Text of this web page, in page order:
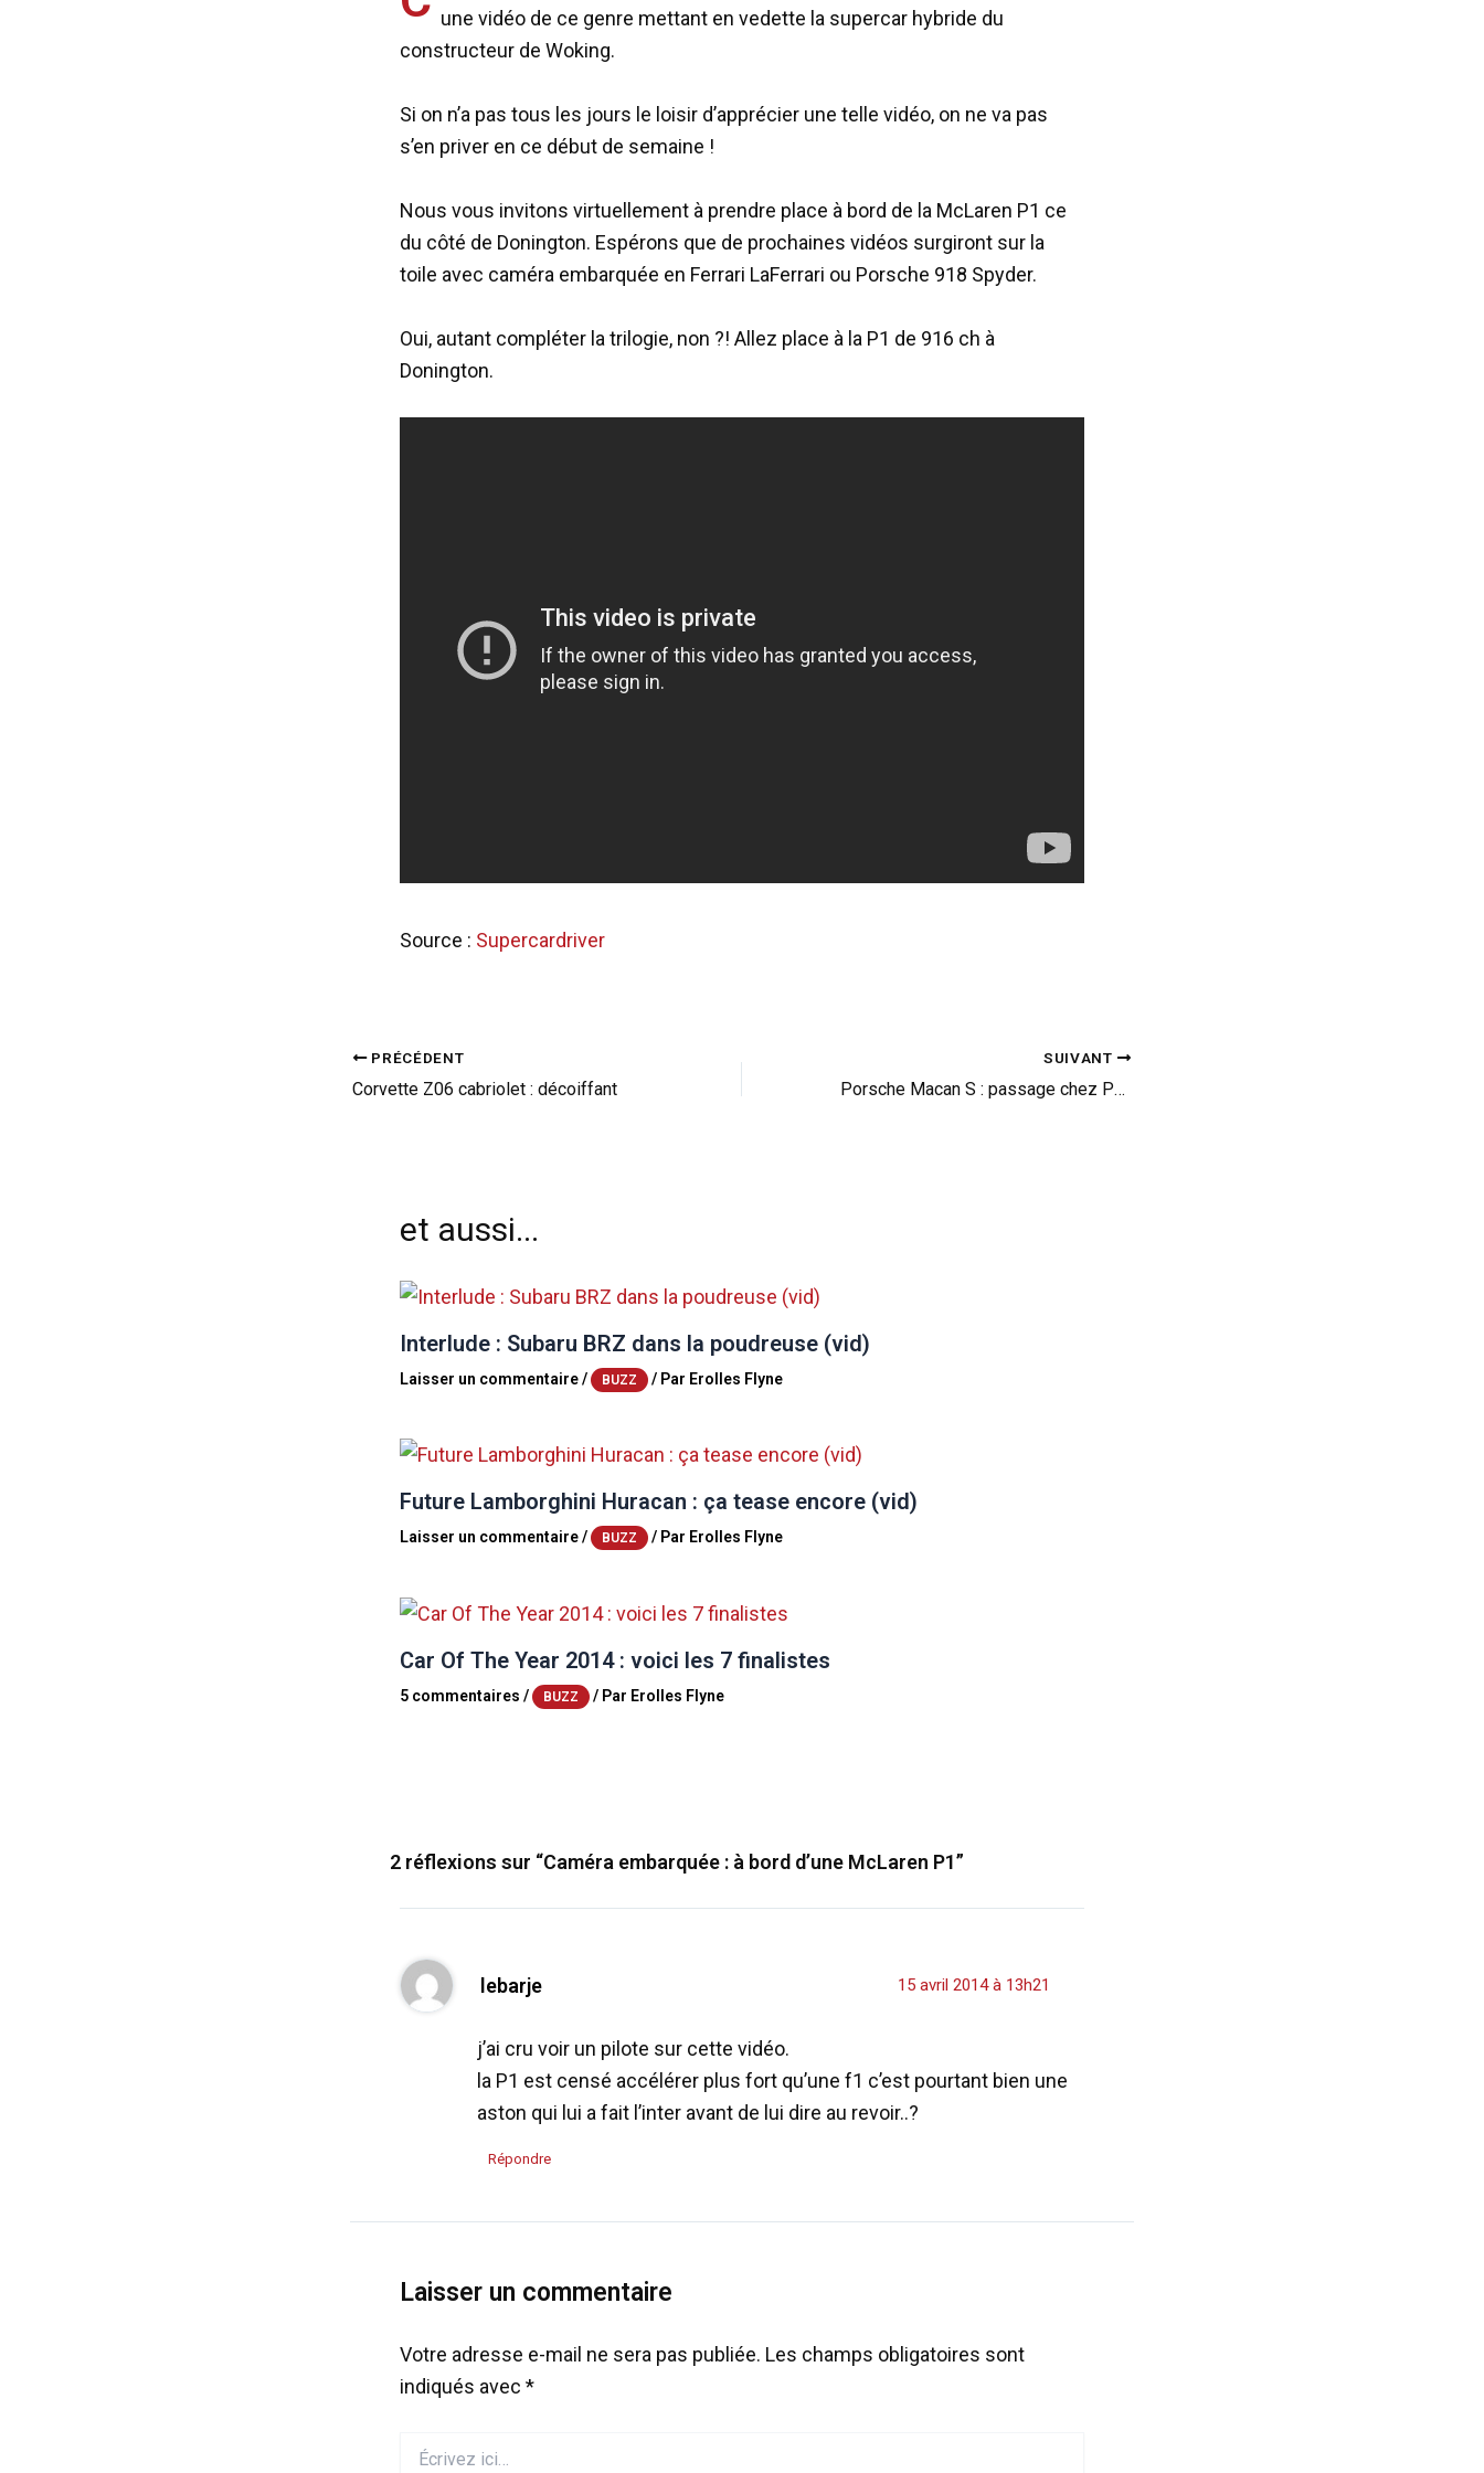
une vidéo de ce genre mettant en vedette la supercar hybride du
constructeur de Woking.
Si on n’a pas tous les jours le loisir d’apprécier une telle vidéo, on ne va pas
s’en priver en ce début de semaine !
Nous vous invitons virtuellement à prendre place à bord de la McLaren P1 ce
du côté de Donington. Espérons que de prochaines vidéos surgiront sur la
toile avec caméra embarquée en Ferrari LaFerrari ou Porsche 918 Spyder.
Oui, autant compléter la trilogie, non ?! Allez place à la P1 de 916 ch à
Donington.
Source : Supercardriver
PRÉCÉDENT
Corvette Z06 cabriolet : décoiffant
SUIVANT
Porsche Macan S : passage chez Porsche Exclusive
et aussi...
Interlude : Subaru BRZ dans la poudreuse (vid)
Laisser un commentaire/ BUZZ / Par Erolles Flyne
Future Lamborghini Huracan : ça tease encore (vid)
Laisser un commentaire/ BUZZ / Par Erolles Flyne
Car Of The Year 2014 : voici les 7 finalistes
5 commentaires / BUZZ / Par Erolles Flyne
2 réflexions sur “Caméra embarquée : à bord d’une McLaren P1”
lebarje 15 avril 2014 à 13h21
j’ai cru voir un pilote sur cette vidéo.
la P1 est censé accélérer plus fort qu’une f1 c’est pourtant bien une
aston qui lui a fait l’inter avant de lui dire au revoir..?
Répondre
Laisser un commentaire
Votre adresse e-mail ne sera pas publiée. Les champs obligatoires sont
indiqués avec *
ici…